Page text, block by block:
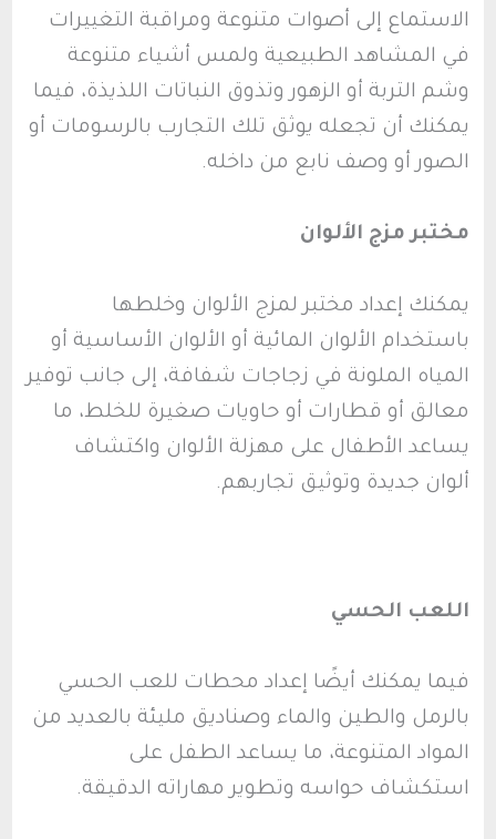
الاستماع إلى أصوات متنوعة ومراقبة التغييرات
في المشاهد الطبيعية ولمس أشياء متنوعة
وشم التربة أو الزهور وتذوق النباتات اللذيذة، فيما
يمكنك أن تجعله يوثق تلك التجارب بالرسومات أو
الصور أو وصف نابع من داخله.
مختبر مزج الألوان
يمكنك إعداد مختبر لمزج الألوان وخلطها
باستخدام الألوان المائية أو الألوان الأساسية أو
المياه الملونة في زجاجات شفافة، إلى جانب توفير
معالق أو قطارات أو حاويات صغيرة للخلط، ما
يساعد الأطفال على مهزلة الألوان واكتشاف
ألوان جديدة وتوثيق تجاربهم.
اللعب الحسي
فيما يمكنك أيضًا إعداد محطات للعب الحسي
بالرمل والطين والماء وصناديق مليئة بالعديد من
المواد المتنوعة، ما يساعد الطفل على
استكشاف حواسه وتطوير مهاراته الدقيقة.